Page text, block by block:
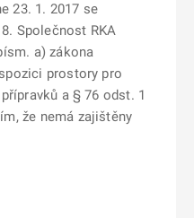
23. 1. 2017 se
Společnost RKA
a) zákona
prostory pro
a § 76 odst. 1
že nemá zajištěny